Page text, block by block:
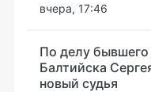
вчера, 17:46
По делу
Балтийска
новый судья